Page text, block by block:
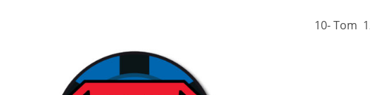
10- Tom